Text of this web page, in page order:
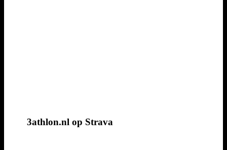
3athlon.nl op Strava